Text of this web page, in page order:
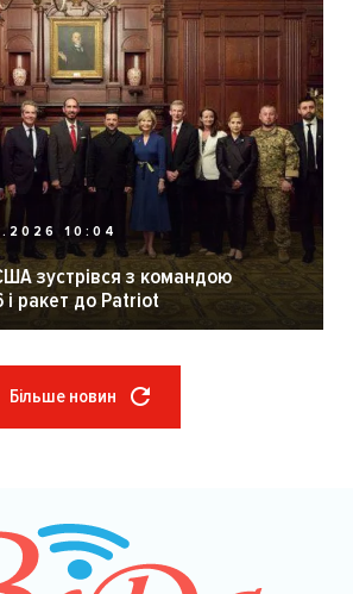
10:04
зустрівся з командою
і ракет до Patriot
Більше новин